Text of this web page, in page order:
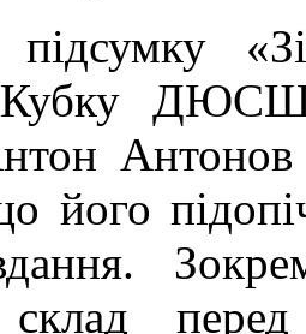
ДЮСШ
Антонов
його
склад